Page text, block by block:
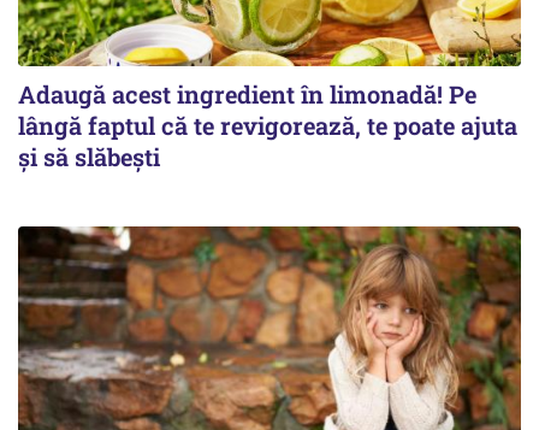
Adaugă acest ingredient în limonadă! Pe
lângă faptul că te revigorează, te poate ajuta
și să slăbești